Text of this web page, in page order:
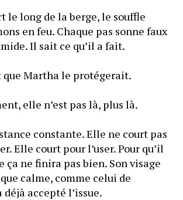
le long de la berge, le souffle
en feu. Chaque pas sonne faux
Il sait ce qu’il a fait.
Martha le protégerait.
elle n’est pas là, plus là.
constante. Elle ne court pas
Elle court pour l’user. Pour qu’il
ça ne finira pas bien. Son visage
calme, comme celui de
déjà accepté l’issue.